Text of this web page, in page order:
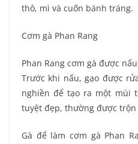
thô, mì và cuốn bánh tráng.
Cơm gà Phan Rang
Phan Rang cơm gà được
Trước khi nấu, gạo được
nghiền để tạo ra một mùi
tuyệt đẹp, thường được trộn
Gà để làm cơm gà Phan